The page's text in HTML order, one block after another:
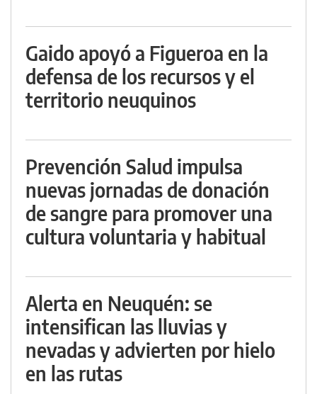
Gaido apoyó a Figueroa en la
defensa de los recursos y el
territorio neuquinos
Prevención Salud impulsa
nuevas jornadas de donación
de sangre para promover una
cultura voluntaria y habitual
Alerta en Neuquén: se
intensifican las lluvias y
nevadas y advierten por hielo
en las rutas